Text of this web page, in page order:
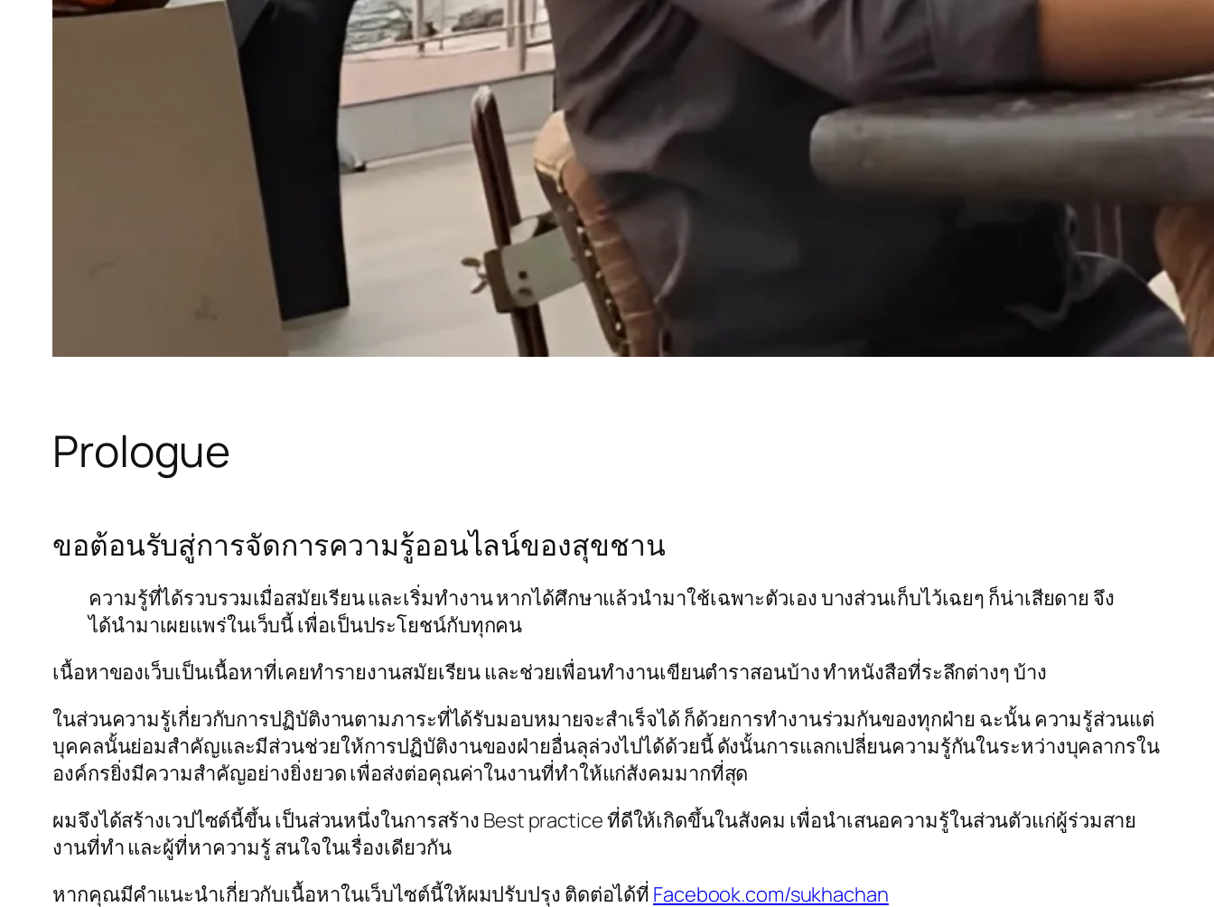
Prologue
ขอต้อนรับสู่การจัดการความรู้ออนไลน์ของสุขชาน
ความรู้ที่ได้รวบรวมเมื่อสมัยเรียน และเริ่มทำงาน หากได้ศึกษาแล้วนำมาใช้เฉพาะตัวเอง บางส่วนเก็บไว้เฉยๆ ก็น่าเสียดาย จึง
ได้นำมาเผยแพร่ในเว็บนี้ เพื่อเป็นประโยชน์กับทุกคน
เนื้อหาของเว็บเป็นเนื้อหาที่เคยทำรายงานสมัยเรียน และช่วยเพื่อนทำงานเขียนตำราสอนบ้าง ทำหนังสือที่ระลึกต่างๆ บ้าง
ในส่วนความรู้เกี่ยวกับการปฏิบัติงานตามภาระที่ได้รับมอบหมายจะสำเร็จได้ ก็ด้วยการทำงานร่วมกันของทุกฝ่าย ฉะนั้น ความรู้ส่วนแต่
บุคคลนั้นย่อมสำคัญและมีส่วนช่วยให้การปฏิบัติงานของฝ่ายอื่นลุล่วงไปได้ด้วยนี้ ดังนั้นการแลกเปลี่ยนความรู้กันในระหว่างบุคลากรใน
องค์กรยิ่งมีความสำคัญอย่างยิ่งยวด เพื่อส่งต่อคุณค่าในงานที่ทำให้แก่สังคมมากที่สุด
ผมจึงได้สร้างเวปไซต์นี้ขึ้น เป็นส่วนหนึ่งในการสร้าง Best practice ที่ดีให้เกิดขึ้นในสังคม เพื่อนำเสนอความรู้ในส่วนตัวแก่ผู้ร่วมสาย
งานที่ทำ และผู้ที่หาความรู้ สนใจในเรื่องเดียวกัน
หากคุณมีคำแนะนำเกี่ยวกับเนื้อหาในเว็บไซต์นี้ให้ผมปรับปรุง ติดต่อได้ที่ Facebook.com/sukhachan